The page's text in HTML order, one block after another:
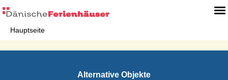
Hauptseite
Alternative Objekte